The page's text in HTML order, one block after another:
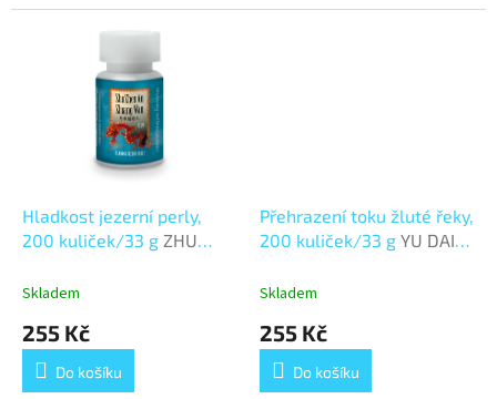
Hladkost jezerní perly,
200 kuliček/33 g ZHU
Skladem
255 Kč
Do košíku
Přehrazení toku žluté řeky,
200 kuliček/33 g YU DAI
Skladem
255 Kč
Do košíku